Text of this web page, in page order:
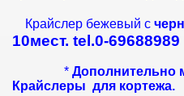
Крайслер бежевый с
10мест. tel.0-69688989
* Дополнительно
Крайслеры для кортежа.